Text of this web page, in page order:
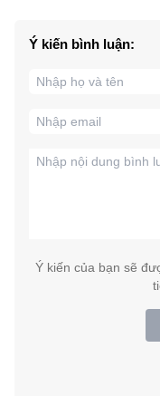
Ý kiến bình luận:
Ý kiến của bạn sẽ